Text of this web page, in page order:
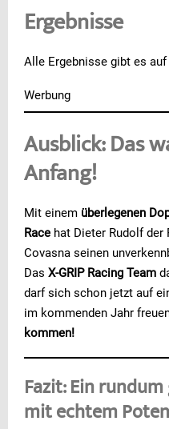
Ergebnisse
Alle Ergebnisse gibt es
Werbung
Ausblick: Das
Anfang!
Mit einem überlegenen
Race hat Dieter Rudolf der
Covasna seinen
Das X-GRIP Racing Team
darf sich schon jetzt auf
im kommenden Jahr
kommen!
Fazit: Ein
mit echtem